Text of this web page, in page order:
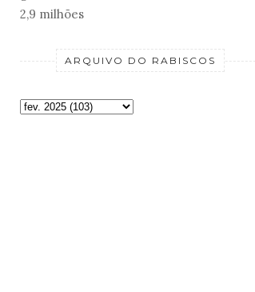
2,9 milhões
ARQUIVO DO RABISCOS